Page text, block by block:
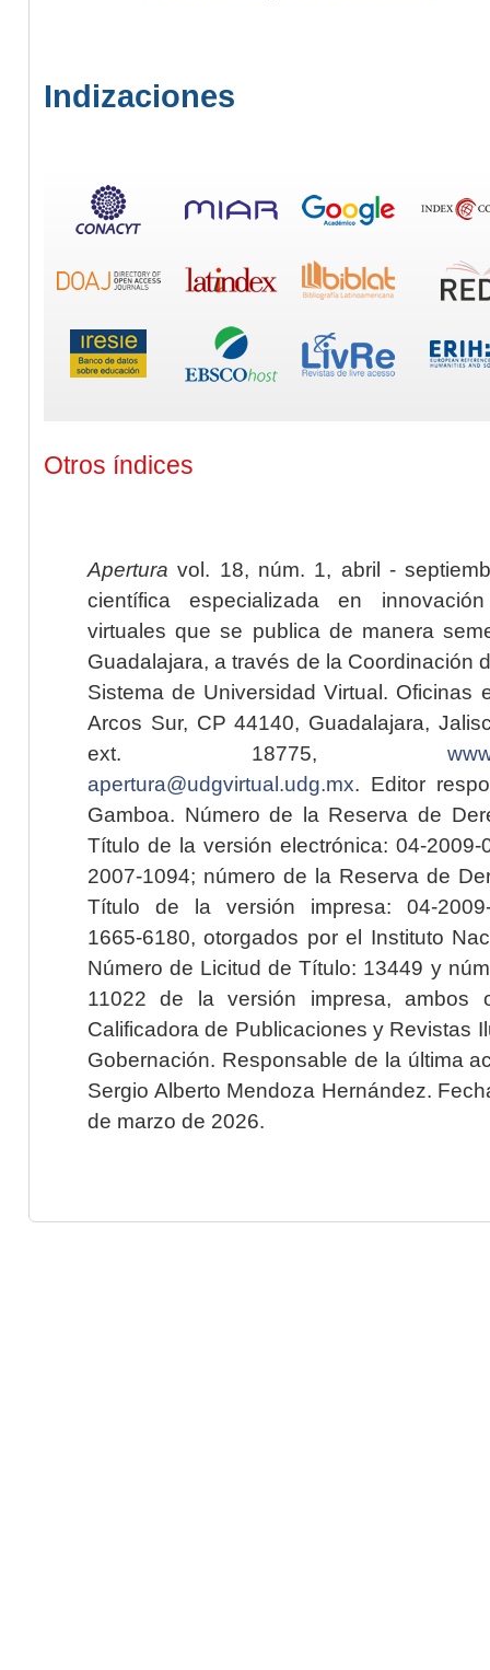
Indizaciones
Otros índices
Apertura vol. 18, núm. 1, abril -
científica especializada en
virtuales que se publica de manera
Guadalajara, a través de la Coordinación
Sistema de Universidad Virtual. Oficinas
Arcos Sur, CP 44140, Guadalajara,
ext. 18775,
apertura@udgvirtual.udg.mx. Editor
Gamboa. Número de la Reserva de
Título de la versión electrónica: 04-2009-
2007-1094; número de la Reserva de
Título de la versión impresa: 04-2009-
1665-6180, otorgados por el Instituto
Número de Licitud de Título: 13449 y
11022 de la versión impresa, ambos
Calificadora de Publicaciones y Revistas
Gobernación. Responsable de la última
Sergio Alberto Mendoza Hernández.
de marzo de 2026.